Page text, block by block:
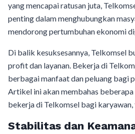
yang mencapai ratusan juta,
penting dalam menghubungkan
mendorong pertumbuhan ekonomi
Di balik kesuksesannya, Telkomsel
profit dan layanan. Bekerja di
berbagai manfaat dan peluang bagi
Artikel ini akan membahas
bekerja di Telkomsel bagi karyawan,
Stabilitas dan